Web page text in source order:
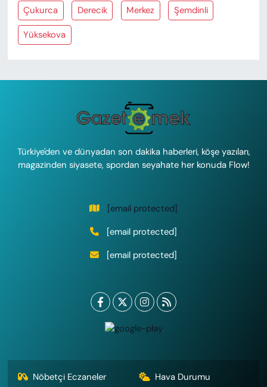
Çukurca Derecik Merkez Şemdinli
Yüksekova
Türkiye'den ve dünyadan son dakika haberleri, köşe yazıları,
magazinden siyasete, spordan seyahate her konuda Flow!
[email protected]
[email protected]
[email protected]
Nöbetçi Eczaneler Hava Durumu